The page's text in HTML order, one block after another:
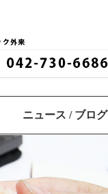
ニュース / ブログ